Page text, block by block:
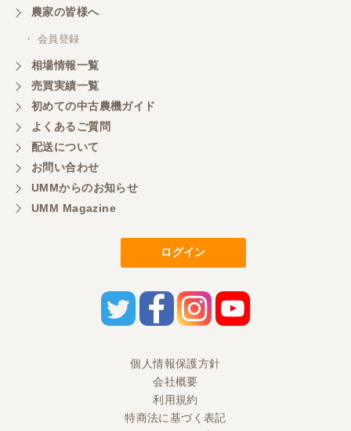
農家の皆様へ
・ 会員登録
相場情報一覧
売買実績一覧
初めての中古農機ガイド
よくあるご質問
配送について
お問い合わせ
UMMからのお知らせ
UMM Magazine
ログイン
個人情報保護方針
会社概要
利用規約
特商法に基づく表記